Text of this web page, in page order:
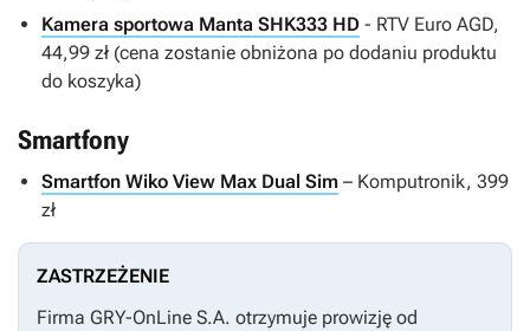
Kamera sportowa Manta SHK333 HD - RTV Euro AGD,
44,99 zł (cena zostanie obniżona po dodaniu produktu
do koszyka)
Smartfony
Smartfon Wiko View Max Dual Sim – Komputronik, 399
zł
ZASTRZEŻENIE
Firma GRY-OnLine S.A. otrzymuje prowizję od